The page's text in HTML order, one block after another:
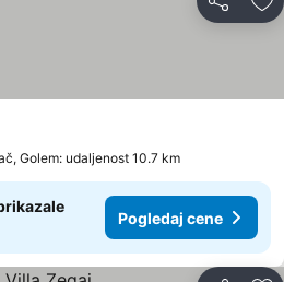
Deli
Golem: udaljenost 10.7 km
Pogledaj cene